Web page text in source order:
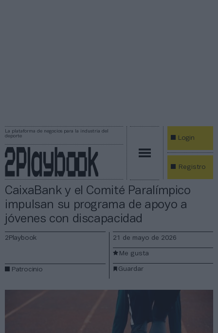
La plataforma de negocios para la industria del
deporte
Login
Registro
CaixaBank y el Comité Paralímpico
impulsan su programa de apoyo a
jóvenes con discapacidad
2Playbook
Patrocinio
21 de mayo de 2026
Guardar
Me gusta